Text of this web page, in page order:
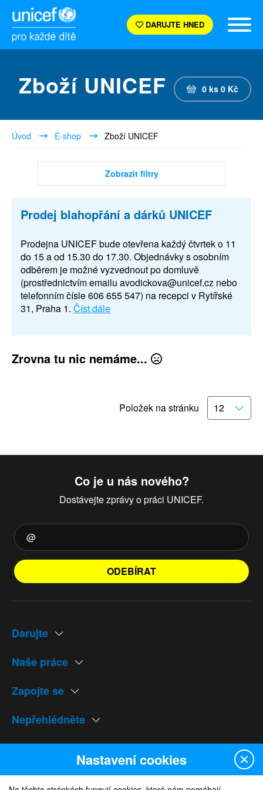
DARUJTE HNED
Zboží UNICEF 0 ks 0 Kč
Úvod E-shop Zboží UNICEF
Zobrazit filtry
Prodej blahopřání a dárků UNICEF
Prodejna UNICEF bude otevřena každý čtvrtek o 11
do 15 a od 15.30 do 17.30. Objednávky s osobním
odběrem je možné vyzvednout po domluvě
(prostřednictvím emailu avodickova@unicef.cz nebo
telefonním čísle 606 655 547) na recepci v Rytířské
31, Praha 1. Číst dále
Zrovna tu nic nemáme...
Položek na stránku
Co je u nás nového?
Dostávejte zprávy o práci UNICEF.
ODEBÍRAT
Darujte
Naše práce
Zapojte se
Nepřehlédněte
Naše weby
Nastavení cookies